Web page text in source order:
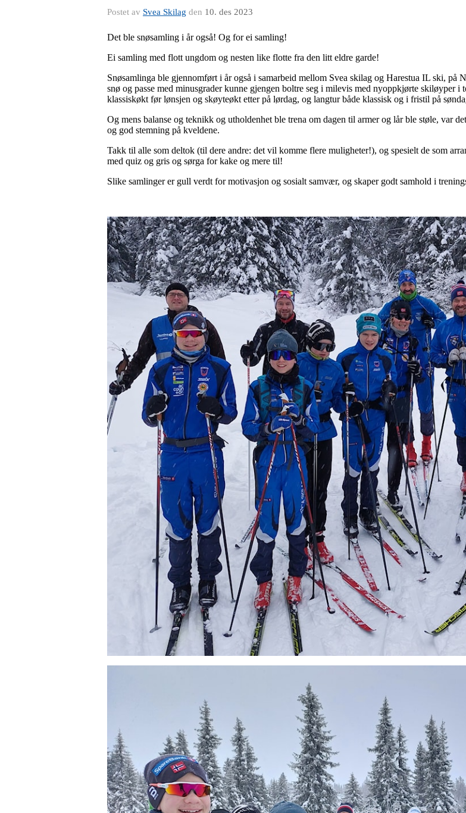
Postet av Svea Skilag den 10. des 2023
Det ble snøsamling i år også! Og for ei samling!
Ei samling med flott ungdom og nesten like flotte fra den litt eldre garde!
Snøsamlinga ble gjennomført i år også i samarbeid mellom Svea skilag og Harestua IL ski, på
snø og passe med minusgrader kunne gjengen boltre seg i milevis med nyoppkjørte skiløyper
klassiskøkt før lønsjen og skøyteøkt etter på lørdag, og langtur både klassisk og i fristil på
Og mens balanse og teknikk og utholdenhet ble trena om dagen til armer og lår ble støle, var
og god stemning på kveldene.
Takk til alle som deltok (til dere andre: det vil komme flere muligheter!), og spesielt de som
med quiz og gris og sørga for kake og mere til!
Slike samlinger er gull verdt for motivasjon og sosialt samvær, og skaper godt samhold i